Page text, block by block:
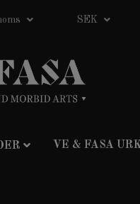
SEK
VE & FASA